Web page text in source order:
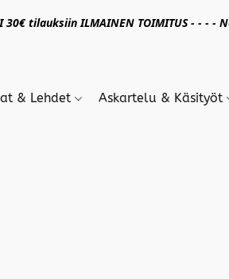
30€ tilauksiin ILMAINEN TOIMITUS - - -
& Lehdet Askartelu & Käsityöt